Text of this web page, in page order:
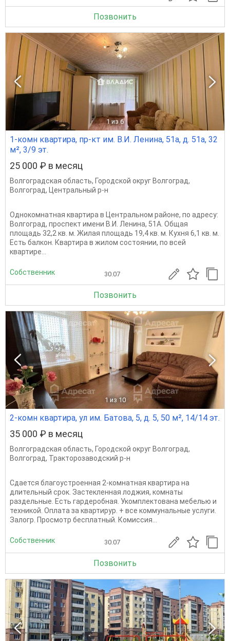
Позвонить
1 из 6
1-комн квартира, пр-кт им. В.И. Ленина, 51а, д. 51а, 32
м², 3/9 эт.
25 000 ₽ в месяц
Волгоградская область, Городской округ Волгоград,
Волгоград, Центральный р-н
Однокомнатная квартира в Центральном районе, по адресу:
Волгоград, проспект имени В.И. Ленина, 51А. Общая
площадь 32,2 кв. м. Жилая площадь 19,4 кв. м. Кухня 6,1 кв. м.
Есть балкон. Квартира в жилом состоянии, по всей
квартире...
Собственник 30.07
Позвонить
1 из 10
2-комн квартира, ул им. Батова, 5, д. 5, 50 м², 14/14 эт.
35 000 ₽ в месяц
Волгоградская область, Городской округ Волгоград,
Волгоград, Тракторозаводский р-н
Сдается благоустроенная 2-комнатная квартира на
длительный срок. Застекленная лоджия, комнаты
раздельные. Есть гардеробная. Укомплектована мебелью и
техникой. Оплата за квартирур. + все коммунальные услуги.
Залогр. Просмотр бесплатный. Комиссия...
Собственник 30.07
Позвонить